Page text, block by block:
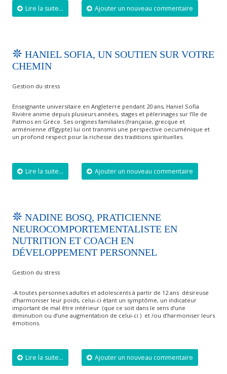
Lire la suite... Ajouter un nouveau commentaire
HANIEL SOFIA, UN SOUTIEN SUR VOTRE
CHEMIN
Gestion du stress
Enseignante universitaire en Angleterre pendant 20 ans, Haniel Sofia
Rivière anime depuis plusieurs années, stages et pèlerinages sur l’île de
Patmos en Grèce. Ses origines familiales (française, grecque et
arménienne d’Egypte) lui ont transmis une perspective oecuménique et
un profond respect pour la richesse des traditions spirituelles.
Lire la suite... Ajouter un nouveau commentaire
NADINE BOSQ, PRATICIENNE
NEUROCOMPORTEMENTALISTE EN
NUTRITION ET COACH EN
DÉVELOPPEMENT PERSONNEL
Gestion du stress
-A toutes personnes adultes et adolescents à partir de 12 ans désireuse
d’harmoniser leur poids, celui-ci étant un symptôme, un indicateur
important de mal être intérieur (que ce soit dans le sens d’une
diminution ou d’une augmentation de celui-ci ) et /ou d’harmoniser leurs
émotions.
Lire la suite... Ajouter un nouveau commentaire